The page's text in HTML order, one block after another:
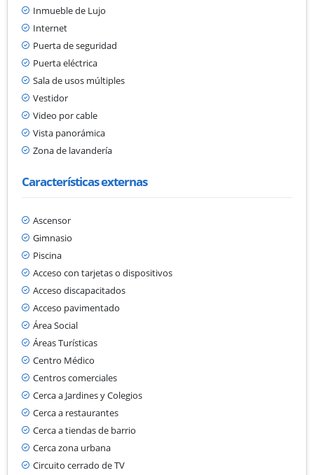
Inmueble de Lujo
Internet
Puerta de seguridad
Puerta eléctrica
Sala de usos múltiples
Vestidor
Video por cable
Vista panorámica
Zona de lavandería
Características externas
Ascensor
Gimnasio
Piscina
Acceso con tarjetas o dispositivos
Acceso discapacitados
Acceso pavimentado
Área Social
Áreas Turísticas
Centro Médico
Centros comerciales
Cerca a Jardines y Colegios
Cerca a restaurantes
Cerca a tiendas de barrio
Cerca zona urbana
Circuito cerrado de TV